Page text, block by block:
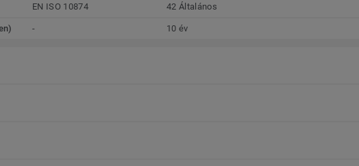
EN ISO 10874 42 Általános
- 10 év